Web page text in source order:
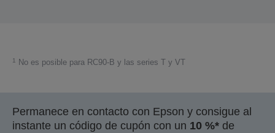
1 No es posible para RC90-B y las series T y VT
Permanece en contacto con Epson y consigue al
instante un código de cupón con un 10 %* de